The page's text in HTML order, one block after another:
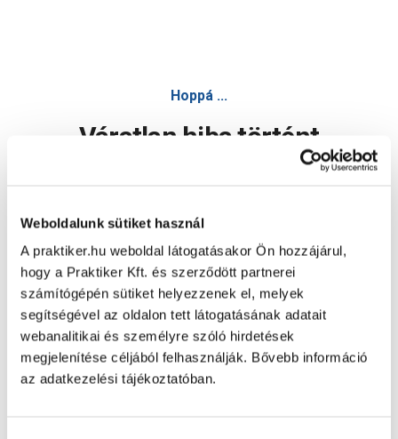
Weboldalunk sütiket használ
A praktiker.hu weboldal látogatásakor Ön hozzájárul,
hogy a Praktiker Kft. és szerződött partnerei
számítógépén sütiket helyezzenek el, melyek
segítségével az oldalon tett látogatásának adatait
webanalitikai és személyre szóló hirdetések
megjelenítése céljából felhasználják. Bővebb információ
az adatkezelési tájékoztatóban.
Hoppá ...
Váratlan hiba történt
Oldal újratöltése